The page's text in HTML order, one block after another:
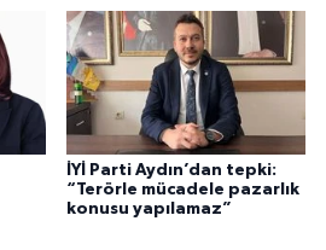
İYİ Parti Aydın’dan tepki:
“Terörle mücadele pazarlık
konusu yapılamaz”